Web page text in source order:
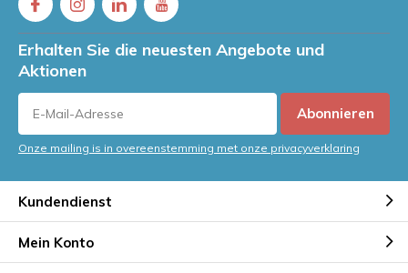
Erhalten Sie die neuesten Angebote und
Aktionen
Abonnieren
Onze mailing is in overeenstemming met onze privacyverklaring
Kundendienst
Mein Konto